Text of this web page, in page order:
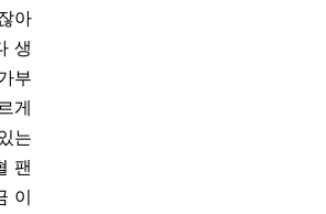
아
생
부
게
는
팬
이